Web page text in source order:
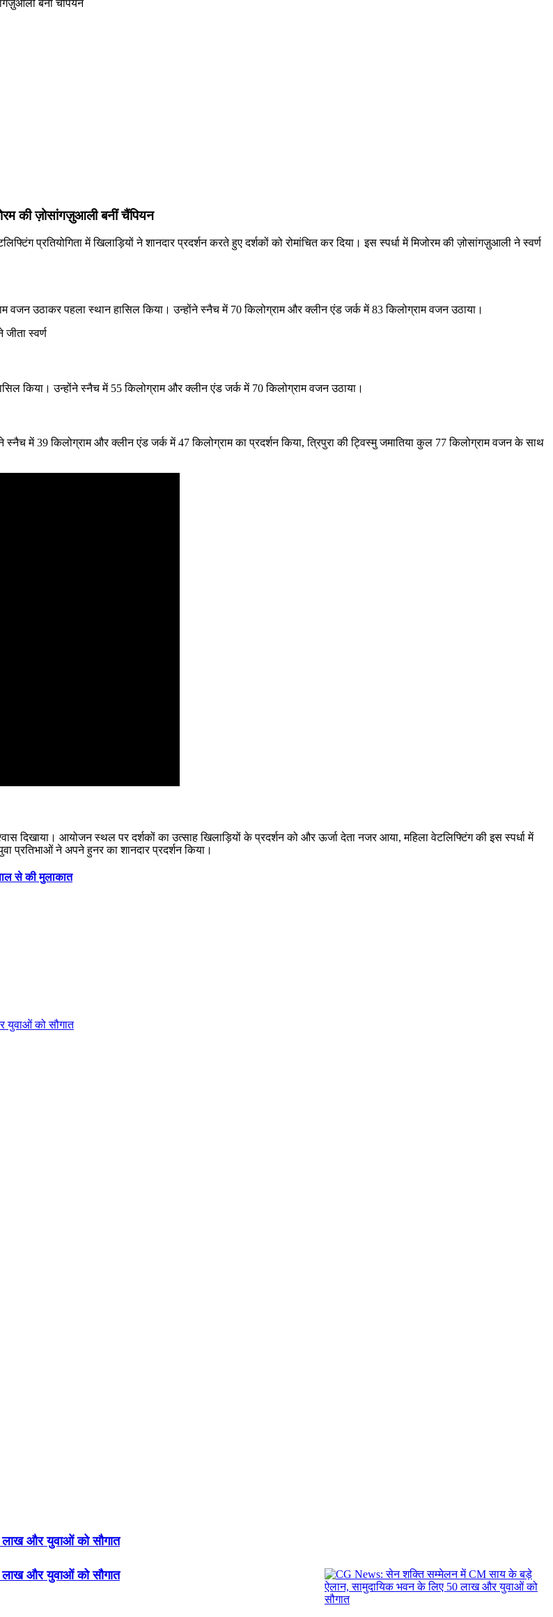
की ज़ोसांगज़ुआली बनीं चैंपियन
प्रतियोगिता में खिलाड़ियों ने शानदार प्रदर्शन करते हुए दर्शकों को रोमांचित कर दिया। इस स्पर्धा में मिजोरम की ज़ोसांगज़ुआली ने स्वर्ण
उठाकर पहला स्थान हासिल किया। उन्होंने स्नैच में 70 किलोग्राम और क्लीन एंड जर्क में 83 किलोग्राम वजन उठाया।
किया। उन्होंने स्नैच में 55 किलोग्राम और क्लीन एंड जर्क में 70 किलोग्राम वजन उठाया।
में 39 किलोग्राम और क्लीन एंड जर्क में 47 किलोग्राम का प्रदर्शन किया, त्रिपुरा की ट्विस्मु जमातिया कुल 77 किलोग्राम वजन के साथ
दिखाया। आयोजन स्थल पर दर्शकों का उत्साह खिलाड़ियों के प्रदर्शन को और ऊर्जा देता नजर आया, महिला वेटलिफ्टिंग की इस स्पर्धा में
प्रतिभाओं ने अपने हुनर का शानदार प्रदर्शन किया।
से की मुलाकात
और युवाओं को सौगात
और युवाओं को सौगात